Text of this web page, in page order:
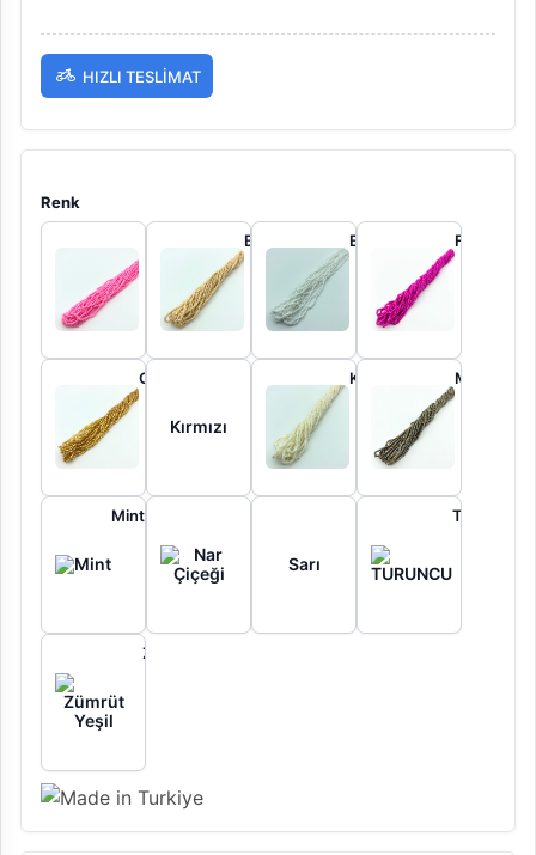
HIZLI TESLIMAT
Renk
Bej BEYAZ Fuşya
GOLD
Kırmızı
Krem Metalik
Mint
Sarı
TURUNCU
Zümrüt